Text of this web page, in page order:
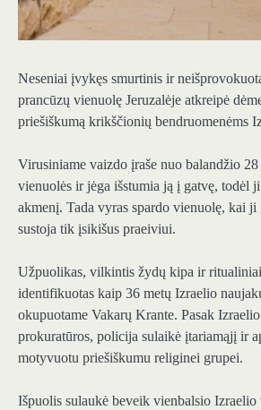
Neseniai įvykęs smurtinis ir
prancūzų vienuolę Jeruzalėje atkreipė
priešiškumą krikščionių bendruomenėms
Virusiniame vaizdo įraše nuo balandžio
vienuolės ir jėga išstumia ją į gatvę, todėl
akmenį. Tada vyras spardo vienuolę, kai ji
sustoja tik įsikišus praeiviui.
Užpuolikas, vilkintis žydų kipa ir
identifikuotas kaip 36 metų Izraelio
okupuotame Vakarų Krante. Pasak
prokuratūros, policija sulaikė įtariamąjį ir
motyvuotu priešiškumu religinei grupei.
Išpuolis sulaukė beveik vienbalsio Izraelio